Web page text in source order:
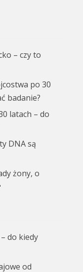
– czy to
po 30
badanie?
latach – do
DNA są
żony, o
do kiedy
od